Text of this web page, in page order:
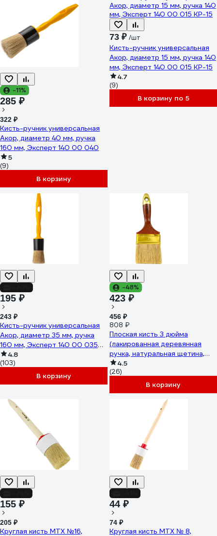
-11%
285 ₽
322 ₽
Кисть-ручник универсальная
Акор, диаметр 40 мм, ручка
160 мм, Эксперт 140 00 040
5
(9)
В корзину
73 ₽ /шт
Кисть-ручник универсальная
Акор, диаметр 15 мм, ручка 140
мм, Эксперт 140 00 015 КР-15
4.7
(9)
В корзину по 5
195 ₽
243 ₽
Кисть-ручник универсальная
Акор, диаметр 35 мм, ручка
160 мм, Эксперт 140 00 035
КР-35
4.8
(103)
В корзину
-48%
423 ₽
456 ₽
808 ₽
Плоская кисть 3 дюйма
(лакированная деревянная
ручка, натуральная щетина,
для масляных красок) TOPEX
Профи 19b630
4.5
(26)
В корзину
155 ₽
205 ₽
Круглая кисть MTX №16,
44 ₽
74 ₽
Круглая кисть MTX № 8,